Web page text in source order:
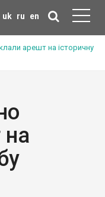
uk ru en
арешт на історичну
на